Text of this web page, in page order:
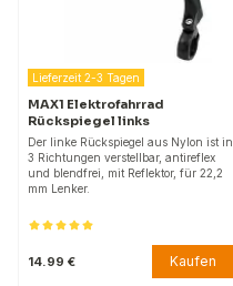
Lieferzeit 2-3 Tagen
MAX1 Elektrofahrrad
Rückspiegel links
Der linke Rückspiegel aus Nylon ist in
3 Richtungen verstellbar, antireflex
und blendfrei, mit Reflektor, für 22,2
mm Lenker.
14.99 € Kaufen